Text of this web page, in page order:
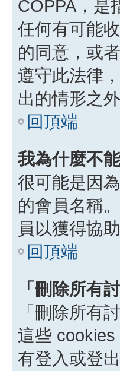
COPPA，是
任何有可能
的同意，或
遵守此法律
出的情形之
回頂端
我為什麼不
很可能是因
的會員名稱
員以獲得協助
回頂端
「刪除所有
「刪除所有
這些
有登入或登